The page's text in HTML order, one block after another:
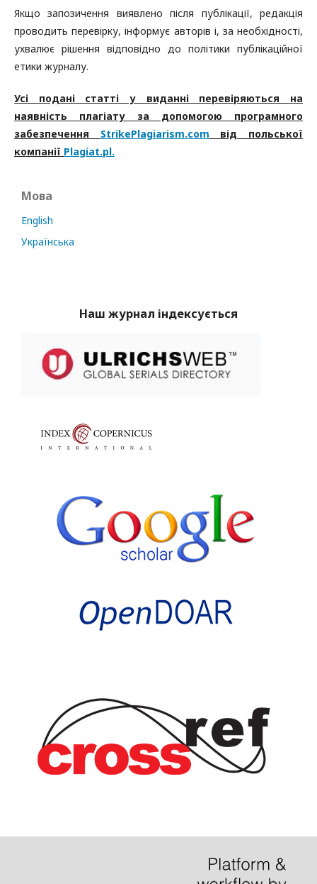
Якщо запозичення виявлено після публікації, редакція
проводить перевірку, інформує авторів і, за необхідності,
ухвалює рішення відповідно до політики публікаційної
етики журналу.
Усі подані статті у виданні перевіряються на
наявність плагіату за допомогою програмного
забезпечення StrikePlagiarism.com від польської
компанії Plagiat.pl.
Мова
English
Українська
Наш журнал індексується